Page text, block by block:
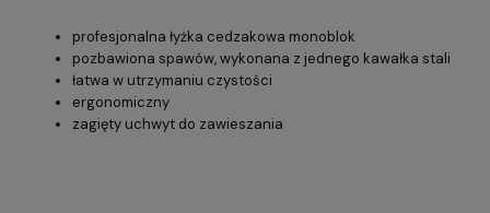
profesjonalna łyżka cedzakowa monoblok
pozbawiona spawów, wykonana z jednego kawałka stali
łatwa w utrzymaniu czystości
ergonomiczny
zagięty uchwyt do zawieszania